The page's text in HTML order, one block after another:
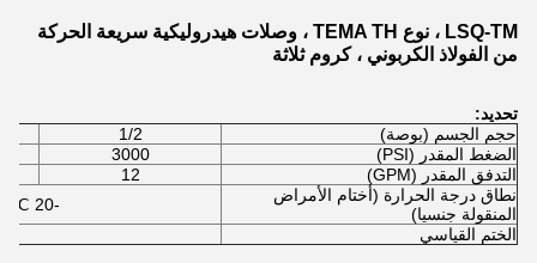
LSQ-TM ، نوع TEMA TH ، وصلات هيدروليكية سريعة الحركة
من الفولاذ الكربوني ، كروم ثلاثة
تحديد:
حجم الجسم (بوصة)
1/2
الضغط المقدر (PSI)
3000
التدفق المقدر (GPM)
12
نطاق درجة الحرارة (أختام الأمراض
المنقولة جنسيا)
-20 ℃ إلى + 120
الختم القياسي